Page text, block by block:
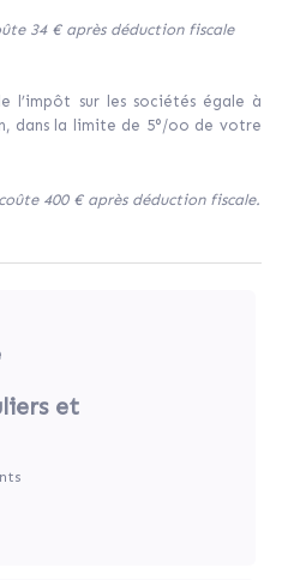
34 € après déduction fiscale
l’impôt sur les sociétés égale à
dans la limite de 5°/oo de votre
400 € après déduction fiscale.
et